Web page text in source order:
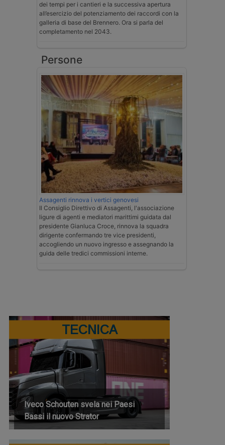
dei tempi per i cantieri e la successiva apertura
all’esercizio del potenziamento dei raccordi con la
galleria di base del Brennero. Ora si parla del
completamento nel 2043.
Persone
Assagenti rinnova i vertici genovesi
Il Consiglio Direttivo di Assagenti, l'associazione
ligure di agenti e mediatori marittimi guidata dal
presidente Gianluca Croce, rinnova la squadra
dirigente confermando tre vice presidenti,
accogliendo un nuovo ingresso e assegnando la
guida delle tredici commissioni interne.
TECNICA
Iveco Schouten svela nei Paesi
Bassi il nuovo Strator